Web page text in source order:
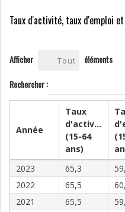
Taux d'activité, taux d'emploi
Afficher Tout éléments
Rechercher :
Année
Taux
d'activité
(15-64
ans)
2023
65,3
2022
65,5
2021
65,5